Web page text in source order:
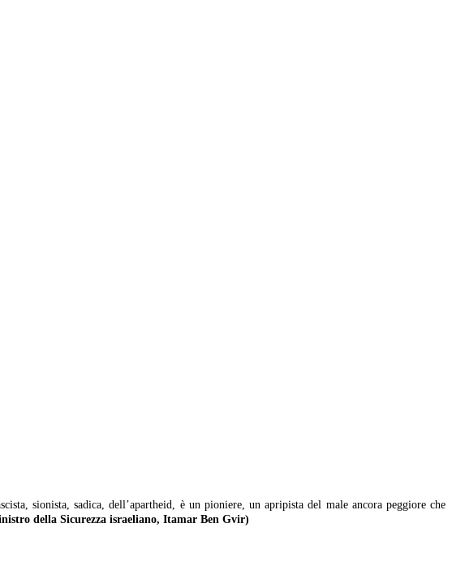
sionista, sadica, dell’apartheid, è un pioniere, un apripista del male ancora peggiore che
della Sicurezza israeliano, Itamar Ben Gvir)